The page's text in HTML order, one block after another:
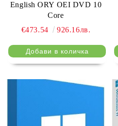
English ORY OEI DVD 10
Core
€473.54
926.16лв.